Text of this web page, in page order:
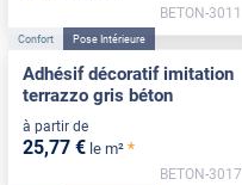
BETON-3011
Confort Pose Intérieure
Adhésif décoratif imitation
terrazzo gris béton
à partir de
25,77 € le m² *
BETON-3017